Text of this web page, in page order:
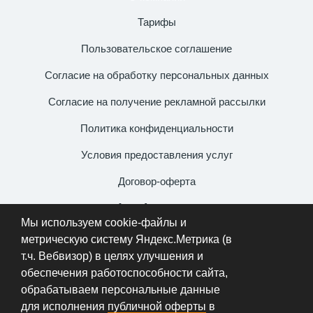
Мы используем cookie-файлы и
метрическую систему Яндекс.Метрика (в
т.ч. Вебвизор) в целях улучшения и
обеспечения работоспособности сайта,
обрабатываем персональные данные
для исполнения публичной оферты в
Тарифы
Пользовательское соглашение
Согласие на обработку персональных данных
Согласие на получение рекламной рассылки
Политика конфиденциальности
Условия предоставления услуг
Договор-оферта
+7 (931) 106-54-99
info@metallportal.com
ИП «Миргородская Виктория Викторовна» | ИНН